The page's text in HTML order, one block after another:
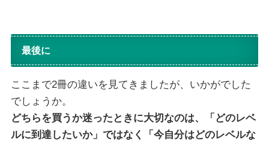
最後に
ここまで2冊の違いを見てきましたが、いかがでした
でしょうか。
どちらを買うか迷ったときに大切なのは、「どのレベ
ルに到達したいか」ではなく「今自分はどのレベルな